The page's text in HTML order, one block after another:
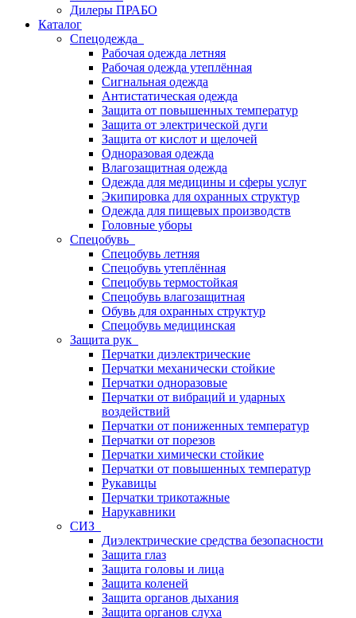
Дилеры ПРАБО
Каталог
Спецодежда
Рабочая одежда летняя
Рабочая одежда утеплённая
Сигнальная одежда
Антистатическая одежда
Защита от повышенных температур
Защита от электрической дуги
Защита от кислот и щелочей
Одноразовая одежда
Влагозащитная одежда
Одежда для медицины и сферы услуг
Экипировка для охранных структур
Одежда для пищевых производств
Головные уборы
Спецобувь
Спецобувь летняя
Спецобувь утеплённая
Спецобувь термостойкая
Спецобувь влагозащитная
Обувь для охранных структур
Спецобувь медицинская
Защита рук
Перчатки диэлектрические
Перчатки механически стойкие
Перчатки одноразовые
Перчатки от вибраций и ударных
воздействий
Перчатки от пониженных температур
Перчатки от порезов
Перчатки химически стойкие
Перчатки от повышенных температур
Рукавицы
Перчатки трикотажные
Нарукавники
СИЗ
Диэлектрические средства безопасности
Защита глаз
Защита головы и лица
Защита коленей
Защита органов дыхания
Защита органов слуха